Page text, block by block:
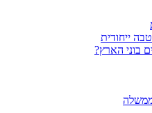
ייחודית
בוני הארץ?